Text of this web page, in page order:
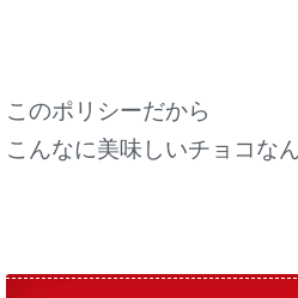
このポリシーだから
こんなに美味しいチョコな